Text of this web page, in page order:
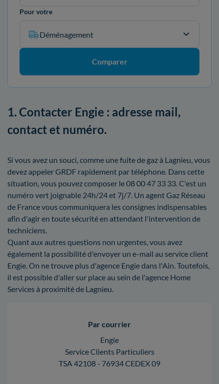
Pour votre
Déménagement
Comparer
1. Contacter Engie : adresse mail,
contact et numéro.
Si vous avez un souci, comme une fuite de gaz à Lagnieu, vous
devez appeler GRDF rapidement par téléphone. Dans cette
situation, vous pouvez composer le 08 00 47 33 33. C'est un
numéro vert joignable 24h/24 et 7j/7. Un agent Gaz Réseau
de France vous communiquera les consignes indispensables
afin d'agir en toute sécurité en attendant l'intervention de
techniciens.
Quant aux autres questions non urgentes, vous avez
également la possibilité d'envoyer un e-mail au service client
Engie. On ne trouve plus d'agence Engie dans l'Ain. Toutefois,
il est possible d'aller sur place au sein de l'agence Home
Services à proximité de Lagnieu.
Par courrier
Engie
Service Clients Particuliers
TSA 42108 - 76934 CEDEX 09